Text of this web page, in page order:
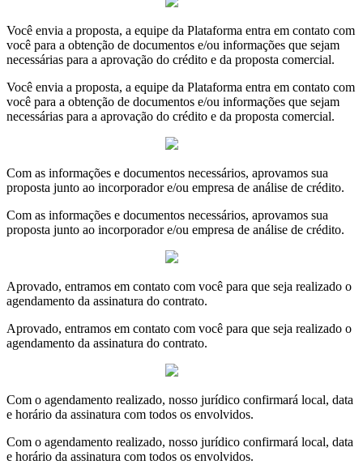
Você envia a proposta, a equipe da Plataforma entra em contato com
você para a obtenção de documentos e/ou informações que sejam
necessárias para a aprovação do crédito e da proposta comercial.
Você envia a proposta, a equipe da Plataforma entra em contato com
você para a obtenção de documentos e/ou informações que sejam
necessárias para a aprovação do crédito e da proposta comercial.
Com as informações e documentos necessários, aprovamos sua
proposta junto ao incorporador e/ou empresa de análise de crédito.
Com as informações e documentos necessários, aprovamos sua
proposta junto ao incorporador e/ou empresa de análise de crédito.
Aprovado, entramos em contato com você para que seja realizado o
agendamento da assinatura do contrato.
Aprovado, entramos em contato com você para que seja realizado o
agendamento da assinatura do contrato.
Com o agendamento realizado, nosso jurídico confirmará local, data
e horário da assinatura com todos os envolvidos.
Com o agendamento realizado, nosso jurídico confirmará local, data
e horário da assinatura com todos os envolvidos.